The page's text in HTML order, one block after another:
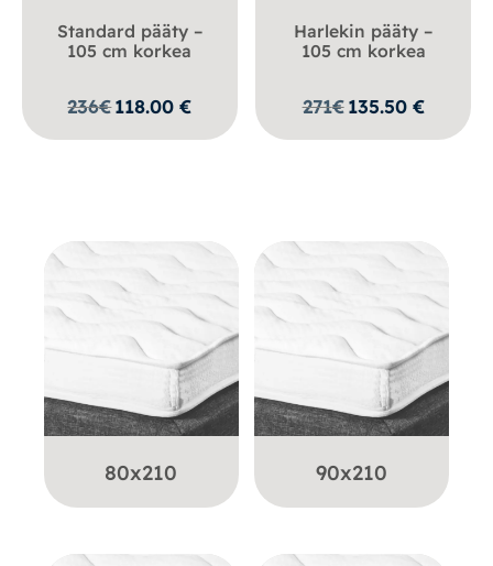
Standard pääty –
105 cm korkea
236€118.00€
Harlekin pääty –
105 cm korkea
271€ 135.50 €
80x210 90x210